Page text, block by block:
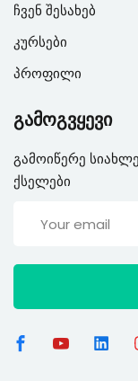
ჩვენ შესახებ
კურსები
პროფილი
გამოგვყევი
გამოიწერე
ქსელები